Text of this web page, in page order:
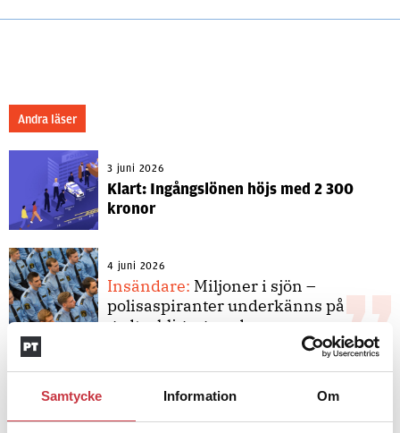
Samtycke Information Om
Andra läser
3 juni 2026
Klart: Ingångslönen höjs med 2 300
kronor
4 juni 2026
Insändare: Miljoner i sjön –
polisaspiranter underkänns på
godtyckliga grunder